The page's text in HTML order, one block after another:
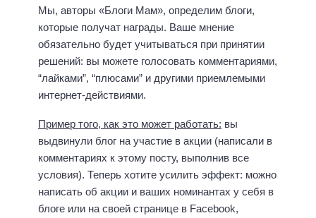
Мы, авторы «Блоги Мам», определим блоги,
которые получат награды. Ваше мнение
обязательно будет учитываться при принятии
решений: вы можете голосовать комментариями,
“лайками”, “плюсами” и другими приемлемыми
интернет-действиями.
Пример того, как это может работать: вы
выдвинули блог на участие в акции (написали в
комментариях к этому посту, выполнив все
условия). Теперь хотите усилить эффект: можно
написать об акции и ваших номинантах у себя в
блоге или на своей странице в Facebook,